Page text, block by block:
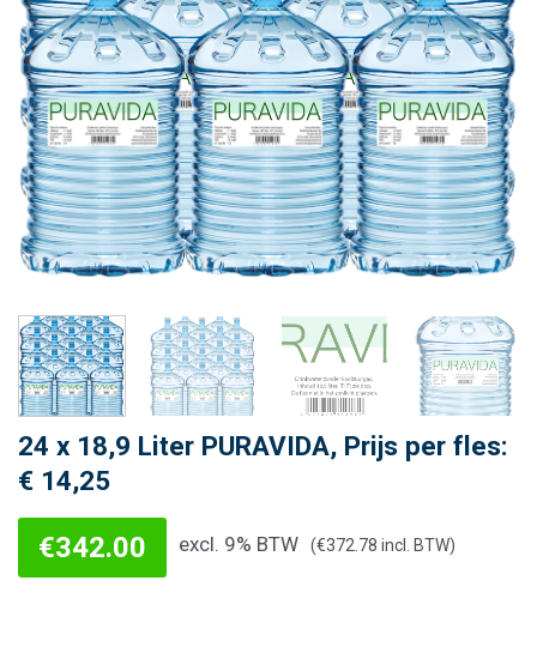
24 x 18,9 Liter PURAVIDA, Prijs per fles:
€ 14,25
€342.00 excl. 9% BTW (€372.78 incl. BTW)